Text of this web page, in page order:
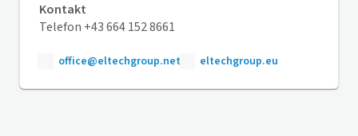
Kontakt
Telefon +43 664 152 8661
office@eltechgroup.net eltechgroup.eu